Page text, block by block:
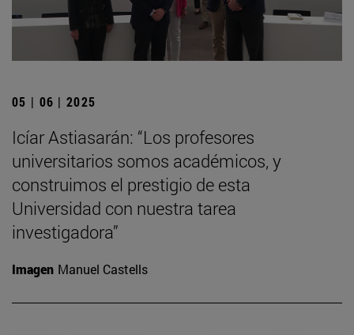
05 | 06 | 2025
Icíar Astiasarán: “Los profesores
universitarios somos académicos, y
construimos el prestigio de esta
Universidad con nuestra tarea
investigadora”
Imagen Manuel Castells